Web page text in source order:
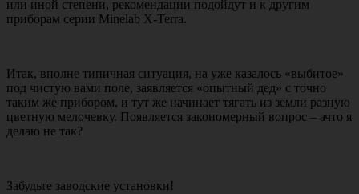
или иной степени, рекомендации подойдут и к другим
приборам серии Minelab X-Terra.
Итак, вполне типичная ситуация, на уже казалось «выбитое»
под чистую вами поле, заявляется «опытный дед» с точно
таким же прибором, и тут же начинает тягать из земли разную
цветную мелочевку. Появляется закономерный вопрос – ачто я
делаю не так?
Забудьте заводские установки!